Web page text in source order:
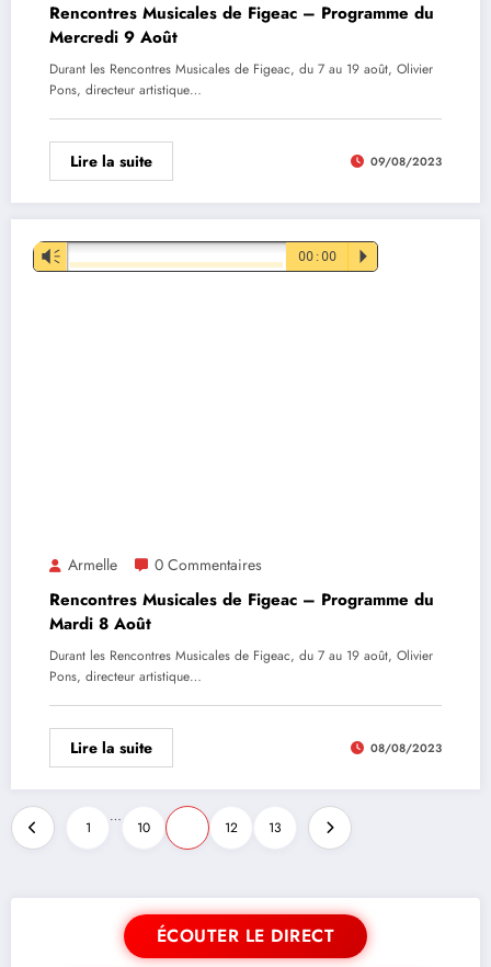
Rencontres Musicales de Figeac – Programme du
Mercredi 9 Août
Durant les Rencontres Musicales de Figeac, du 7 au 19 août, Olivier
Pons, directeur artistique…
Lire la suite 09/08/2023
Lecteur
audio
Vm 00:00 P
Armelle 0 Commentaires
Rencontres Musicales de Figeac – Programme du
Mardi 8 Août
Durant les Rencontres Musicales de Figeac, du 7 au 19 août, Olivier
Pons, directeur artistique…
Lire la suite 08/08/2023
1
…
10 12 13
ÉCOUTER LE DIRECT